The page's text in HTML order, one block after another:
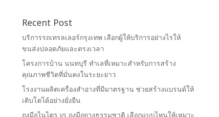
Recent Post
บริการรถเทรลเลอร์กรุงเทพ เลือกผู้ให้บริการอย่างไรให้
ขนส่งปลอดภัยและตรงเวลา
โครงการบ้าน นนทบุรี ทำเลที่เหมาะสำหรับการสร้าง
คุณภาพชีวิตที่มั่นคงในระยะยาว
โรงงานผลิตเครื่องสำอางที่มีมาตรฐาน ช่วยสร้างแบรนด์ให้
เติบโตได้อย่างยั่งยืน
ถุงมือไนไตร vs ถุงมือยางธรรมชาติ เลือกแบบไหนให้เหมาะ